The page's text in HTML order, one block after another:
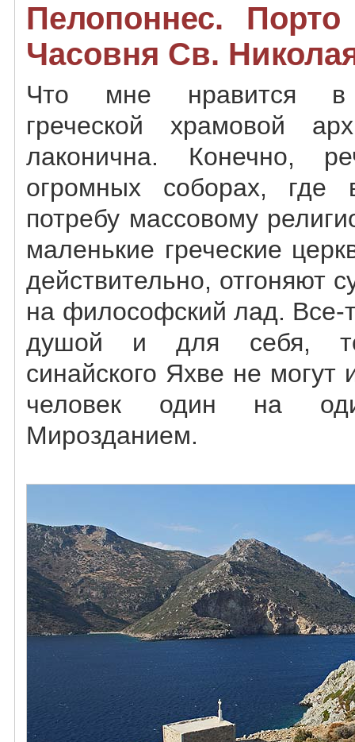
Пелопоннес.
Часовня Св.
Что мне нравится в
греческой храмовой
лаконична. Конечно,
огромных соборах, где
потребу массовому
маленькие греческие
действительно, отгоняют
на философский лад. Все-
душой и для себя,
синайского Яхве не могут
человек один на
Мирозданием.